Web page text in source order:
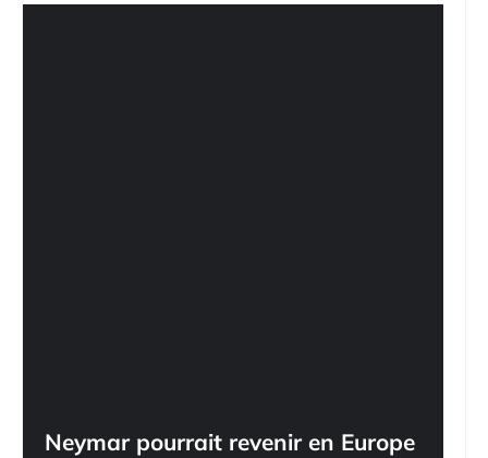
Neymar pourrait revenir en Europe